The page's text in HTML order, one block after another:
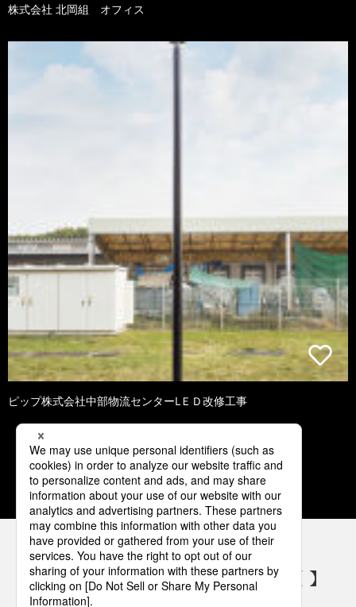
株式会社 北岡組 オフィス
ピップ株式会社中部物流センターLＥＤ改修工事
1 2 3 4 5
パナソニックの電気設備 SNSアカウント